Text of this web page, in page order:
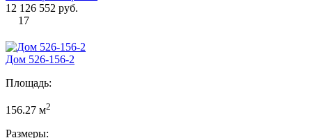
12 126 552 руб.
17
Дом 526-156-2
Площадь:
156.27 м2
Размеры: